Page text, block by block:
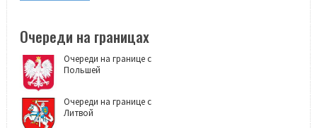
Очереди на границах
Очереди на границе с
Польшей
Очереди на границе с
Литвой